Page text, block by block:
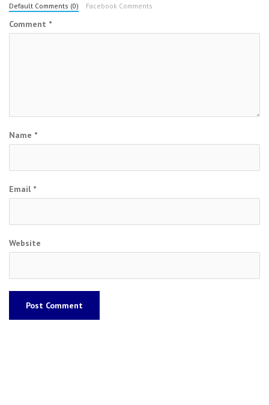
Default Comments (0) Facebook Comments
Comment *
Name *
Email *
Website